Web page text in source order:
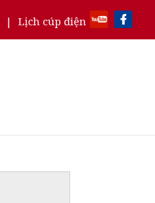
| Lịch cúp điện